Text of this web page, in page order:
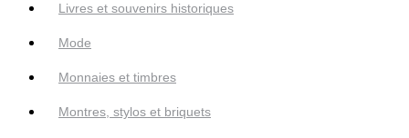
Livres et souvenirs historiques
Mode
Monnaies et timbres
Montres, stylos et briquets